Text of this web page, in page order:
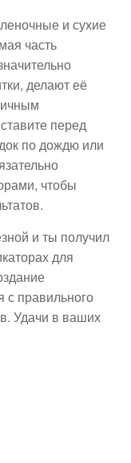
и сухие
часть
делают её
перед
по дождю или
чтобы
и ты получил
для
с правильного
Удачи в ваших